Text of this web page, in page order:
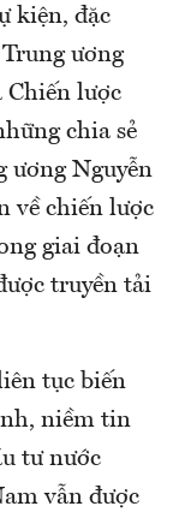
kiện, đặc
ương
Chiến lược
chia sẻ
ương Nguyễn
về chiến lược
giai đoạn
truyền tải
tục biến
niềm tin
tư nước
vẫn được